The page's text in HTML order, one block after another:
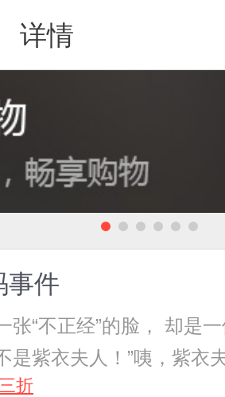
详情
事件
“不正经”的脸， 却是
紫衣夫人！”咦，紫衣
折